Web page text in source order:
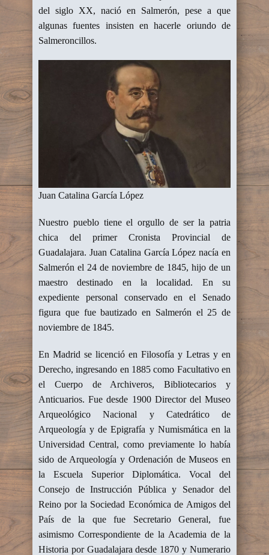
del siglo XX, nació en Salmerón, pese a que
algunas fuentes insisten en hacerle oriundo de
Salmeroncillos.
Juan Catalina García López
Nuestro pueblo tiene el orgullo de ser la patria
chica del primer Cronista Provincial de
Guadalajara. Juan Catalina García López nacía en
Salmerón el 24 de noviembre de 1845, hijo de un
maestro destinado en la localidad. En su
expediente personal conservado en el Senado
figura que fue bautizado en Salmerón el 25 de
noviembre de 1845.
En Madrid se licenció en Filosofía y Letras y en
Derecho, ingresando en 1885 como Facultativo en
el Cuerpo de Archiveros, Bibliotecarios y
Anticuarios. Fue desde 1900 Director del Museo
Arqueológico Nacional y Catedrático de
Arqueología y de Epigrafía y Numismática en la
Universidad Central, como previamente lo había
sido de Arqueología y Ordenación de Museos en
la Escuela Superior Diplomática. Vocal del
Consejo de Instrucción Pública y Senador del
Reino por la Sociedad Económica de Amigos del
País de la que fue Secretario General, fue
asimismo Correspondiente de la Academia de la
Historia por Guadalajara desde 1870 y Numerario